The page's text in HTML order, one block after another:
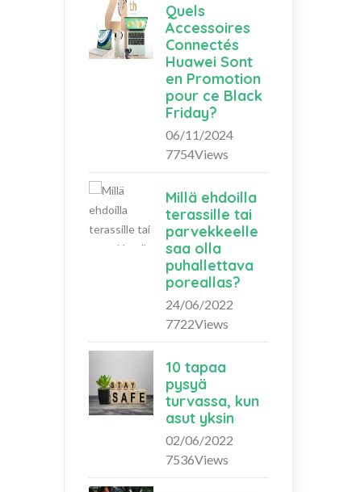
Quels
Accessoires
Connectés
Huawei Sont
en Promotion
pour ce Black
Friday?
06/11/2024
7754Views
Millä ehdoilla
terassille tai
parvekkeelle
saa olla
puhallettava
poreallas?
24/06/2022
7722Views
10 tapaa
pysyä
turvassa, kun
asut yksin
02/06/2022
7536Views